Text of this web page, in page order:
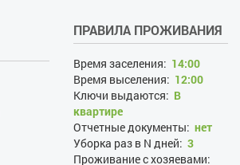
ПРАВИЛА ПРОЖИВАНИЯ
Время заселения: 14:00
Время выселения: 12:00
Ключи выдаются: В
квартире
Отчетные документы: нет
Уборка раз в N дней: 3
Проживание с хозяевами: